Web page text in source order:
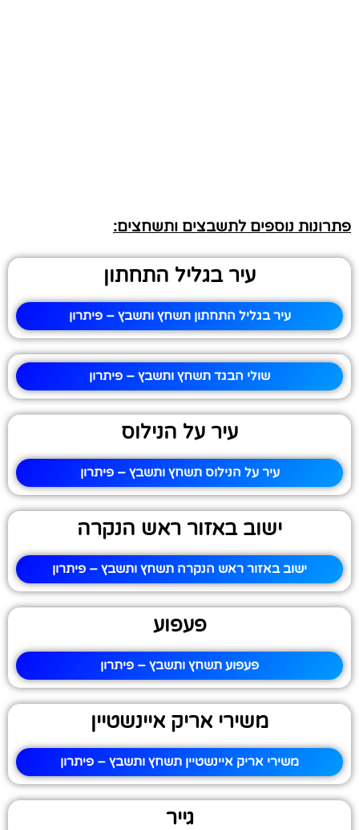
פתרונות נוספים לתשבצים ותשחצים:
עיר בגליל התחתון
עיר בגליל התחתון תשחץ ותשבץ – פיתרון
שולי הבגד תשחץ ותשבץ – פיתרון
עיר על הנילוס
עיר על הנילוס תשחץ ותשבץ – פיתרון
ישוב באזור ראש הנקרה
ישוב באזור ראש הנקרה תשחץ ותשבץ – פיתרון
פעפוע
פעפוע תשחץ ותשבץ – פיתרון
משירי אריק איינשטיין
משירי אריק איינשטיין תשחץ ותשבץ – פיתרון
גייר